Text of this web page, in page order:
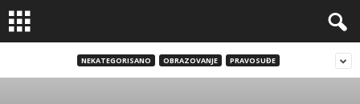
NEKATEGORISANO OBRAZOVANJE PRAVOSUĐE